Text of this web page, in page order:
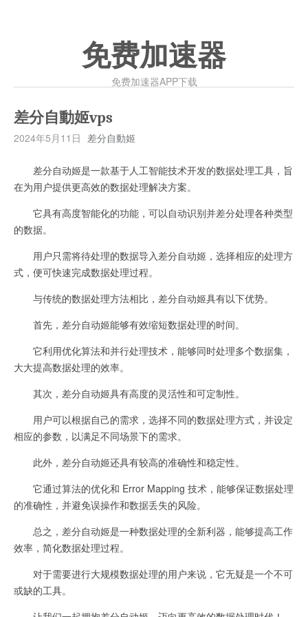
免费加速器
免费加速器APP下载
差分自動姬vps
2024年5月11日 差分自動姬
差分自动姬是一款基于人工智能技术开发的数据处理工具，旨
在为用户提供更高效的数据处理解决方案。
它具有高度智能化的功能，可以自动识别并差分处理各种类型
的数据。
用户只需将待处理的数据导入差分自动姬，选择相应的处理方
式，便可快速完成数据处理过程。
与传统的数据处理方法相比，差分自动姬具有以下优势。
首先，差分自动姬能够有效缩短数据处理的时间。
它利用优化算法和并行处理技术，能够同时处理多个数据集，
大大提高数据处理的效率。
其次，差分自动姬具有高度的灵活性和可定制性。
用户可以根据自己的需求，选择不同的数据处理方式，并设定
相应的参数，以满足不同场景下的需求。
此外，差分自动姬还具有较高的准确性和稳定性。
它通过算法的优化和 Error Mapping 技术，能够保证数据处理
的准确性，并避免误操作和数据丢失的风险。
总之，差分自动姬是一种数据处理的全新利器，能够提高工作
效率，简化数据处理过程。
对于需要进行大规模数据处理的用户来说，它无疑是一个不可
或缺的工具。